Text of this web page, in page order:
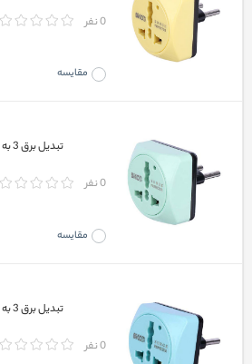
0 نفر
مقایسه
تبدیل برق 3 به 2 بیکو مدل A88 سبز
0 نفر
مقایسه
تبدیل برق 3 به 2 بیکو مدل A88 آبی
0 نفر